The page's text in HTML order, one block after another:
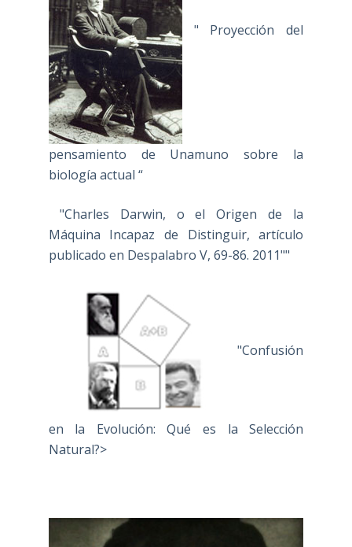
" Proyección del
pensamiento de Unamuno sobre la
biología actual “
"Charles Darwin, o el Origen de la
Máquina Incapaz de Distinguir, artículo
publicado en Despalabro V, 69-86. 2011""
"Confusión
en la Evolución: Qué es la Selección
Natural?>